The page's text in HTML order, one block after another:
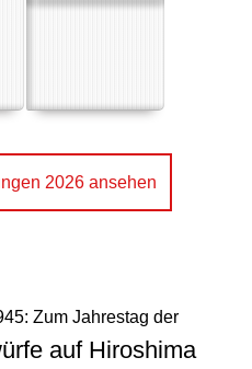
2026 ansehen
Zum Jahrestag der
auf Hiroshima